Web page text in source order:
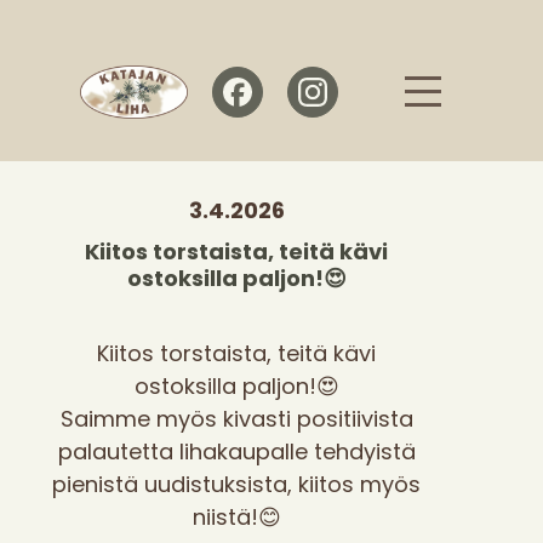
3.4.2026
Kiitos torstaista, teitä kävi
ostoksilla paljon!😍
Kiitos torstaista, teitä kävi
ostoksilla paljon!😍
Saimme myös kivasti positiivista
palautetta lihakaupalle tehdyistä
pienistä uudistuksista, kiitos myös
niistä!😊